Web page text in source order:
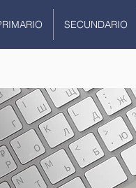
SECUNDARIO